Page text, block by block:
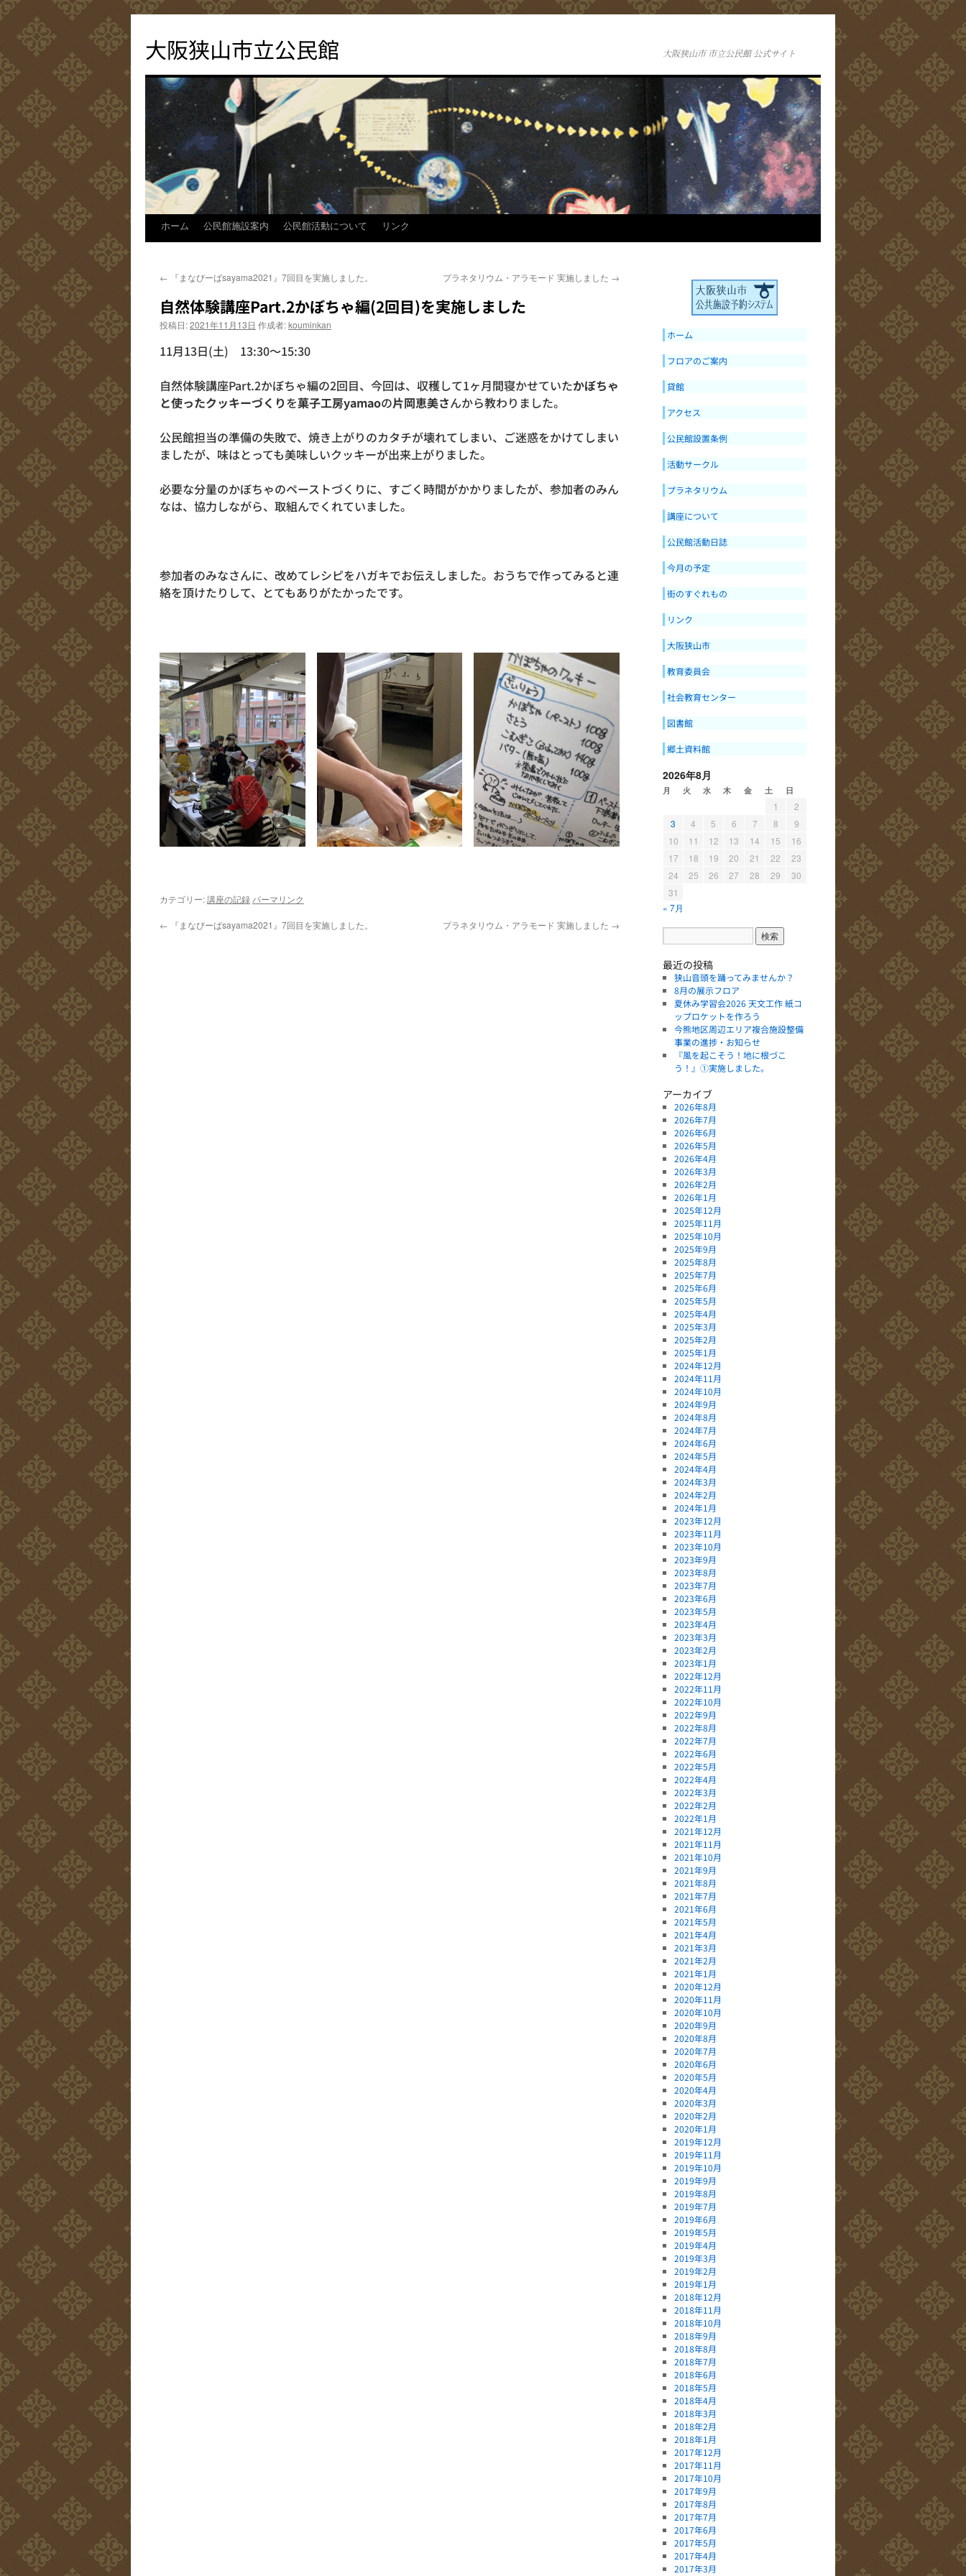
テ
ン
へ
ッ
大阪狭山市立公民館 大阪狭山市 市立公民館 公式サイト
ホーム 公民館施設案内 公民館活動について リンク
← 『まなびーばsayama2021』7回目を実施しました。 プラネタリウム・アラモード 実施しました →
自然体験講座Part.2かぼちゃ編(2回目)を実施しました
投稿日:2021年11月13日 作成者:kouminkan
11月13日(土) 13:30～15:30
自然体験講座Part.2かぼちゃ編の2回目、今回は、収穫して1ヶ月間寝かせていたかぼちゃ
と使ったクッキーづくりを菓子工房yamaoの片岡恵美さんから教わりました。
公民館担当の準備の失敗で、焼き上がりのカタチが壊れてしまい、ご迷惑をかけてしまい
ましたが、味はとっても美味しいクッキーが出来上がりました。
必要な分量のかぼちゃのペーストづくりに、すごく時間がかかりましたが、参加者のみん
なは、協力しながら、取組んでくれていました。
参加者のみなさんに、改めてレシピをハガキでお伝えしました。おうちで作ってみると連
絡を頂けたりして、とてもありがたかったです。
カテゴリー:講座の記録 パーマリンク
← 『まなびーばsayama2021』7回目を実施しました。 プラネタリウム・アラモード 実施しました →
ホーム
フロアのご案内
貸館
アクセス
公民館設置条例
活動サークル
プラネタリウム
講座について
公民館活動日誌
今月の予定
街のすぐれもの
リンク
大阪狭山市
教育委員会
社会教育センター
図書館
郷土資料館
2026年8月
月 火 水 木 金 土 日
1
2
3
4 5 6 7 8
9
10
11 12 13 14 15
16
17
18 19 20 21 22
23
24
25 26 27 28 29
30
31
« 7月
最近の投稿
狭山音頭を踊ってみませんか？
8月の展示フロア
夏休み学習会2026 天文工作 紙コ
ップロケットを作ろう
今熊地区周辺エリア複合施設整備
事業の進捗・お知らせ
『風を起こそう！地に根づこ
う！』①実施しました。
アーカイブ
2026年8月
2026年7月
2026年6月
2026年5月
2026年4月
2026年3月
2026年2月
2026年1月
2025年12月
2025年11月
2025年10月
2025年9月
2025年8月
2025年7月
2025年6月
2025年5月
2025年4月
2025年3月
2025年2月
2025年1月
2024年12月
2024年11月
2024年10月
2024年9月
2024年8月
2024年7月
2024年6月
2024年5月
2024年4月
2024年3月
2024年2月
2024年1月
2023年12月
2023年11月
2023年10月
2023年9月
2023年8月
2023年7月
2023年6月
2023年5月
2023年4月
2023年3月
2023年2月
2023年1月
2022年12月
2022年11月
2022年10月
2022年9月
2022年8月
2022年7月
2022年6月
2022年5月
2022年4月
2022年3月
2022年2月
2022年1月
2021年12月
2021年11月
2021年10月
2021年9月
2021年8月
2021年7月
2021年6月
2021年5月
2021年4月
2021年3月
2021年2月
2021年1月
2020年12月
2020年11月
2020年10月
2020年9月
2020年8月
2020年7月
2020年6月
2020年5月
2020年4月
2020年3月
2020年2月
2020年1月
2019年12月
2019年11月
2019年10月
2019年9月
2019年8月
2019年7月
2019年6月
2019年5月
2019年4月
2019年3月
2019年2月
2019年1月
2018年12月
2018年11月
2018年10月
2018年9月
2018年8月
2018年7月
2018年6月
2018年5月
2018年4月
2018年3月
2018年2月
2018年1月
2017年12月
2017年11月
2017年10月
2017年9月
2017年8月
2017年7月
2017年6月
2017年5月
2017年4月
2017年3月